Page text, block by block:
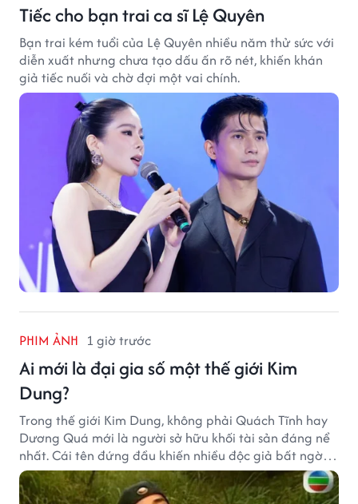
Tiếc cho bạn trai ca sĩ Lệ Quyên
Bạn trai kém tuổi của Lệ Quyên nhiều năm thử sức với
diễn xuất nhưng chưa tạo dấu ấn rõ nét, khiến khán
giả tiếc nuối và chờ đợi một vai chính.
PHIM ẢNH 1 giờ trước
Ai mới là đại gia số một thế giới Kim
Dung?
Trong thế giới Kim Dung, không phải Quách Tĩnh hay
Dương Quá mới là người sở hữu khối tài sản đáng nể
nhất. Cái tên đứng đầu khiến nhiều độc giả bất ngờ
bởi xuất thân của nhân vật này hoàn toàn không
giống một đại hiệp.